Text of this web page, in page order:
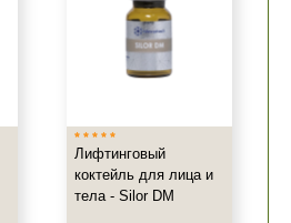
Лифтинговый
коктейль для лица и
тела - Silor DM